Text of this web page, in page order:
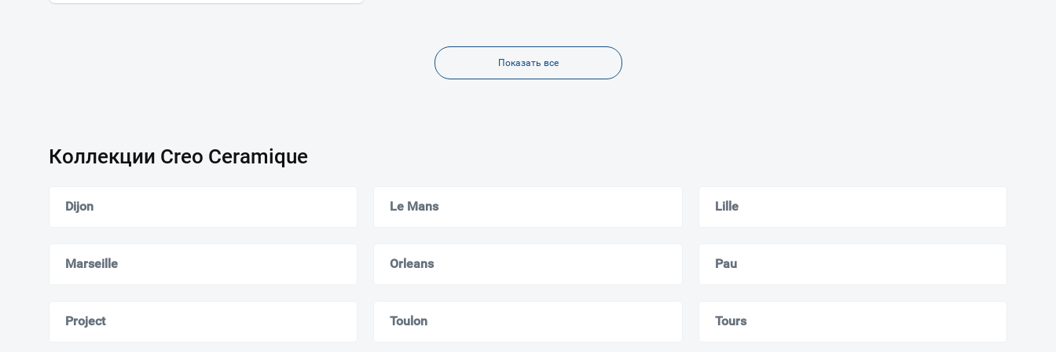
Показать все
Коллекции Creo Ceramique
Dijon Le Mans Lille
Marseille Orleans Pau
Project Toulon Tours